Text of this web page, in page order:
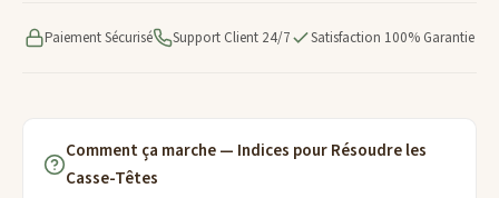
Paiement Sécurisé Support Client 24/7 Satisfaction 100% Garantie
Comment ça marche — Indices pour Résoudre les
Casse-Têtes